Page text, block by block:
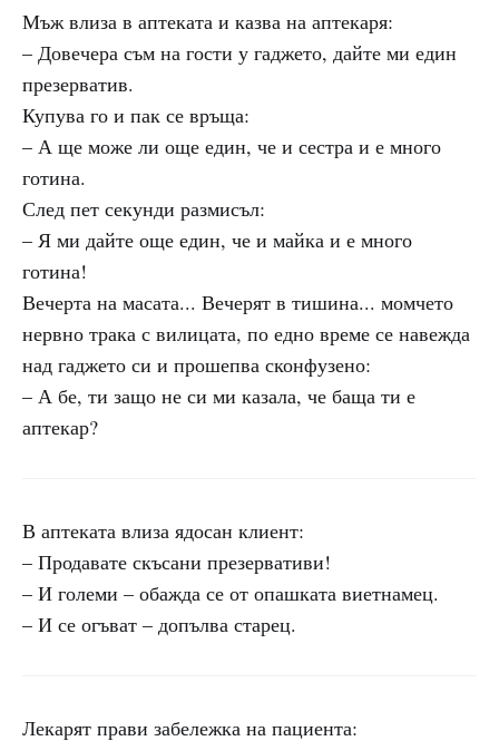
Мъж влиза в аптеката и казва на аптекаря:
– Довечера съм на гости у гаджето, дайте ми един
презерватив.
Купува го и пак се връща:
– А ще може ли още един, че и сестра и е много
готина.
След пет секунди размисъл:
– Я ми дайте още един, че и майка и е много
готина!
Вечерта на масата... Вечерят в тишина... момчето
нервно трака с вилицата, по едно време се навежда
над гаджето си и прошепва сконфузено:
– А бе, ти защо не си ми казала, че баща ти е
аптекар?
В аптеката влиза ядосан клиент:
– Продавате скъсани презервативи!
– И големи – обажда се от опашката виетнамец.
– И се огъват – допълва старец.
Лекарят прави забележка на пациента: